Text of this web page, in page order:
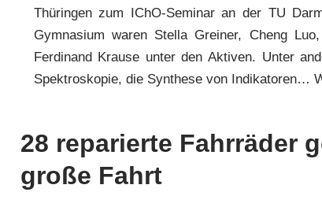
Thüringen zum IChO-Seminar an der TU
Gymnasium waren Stella Greiner, Cheng
Ferdinand Krause unter den Aktiven. Unter
Spektroskopie, die Synthese von Indikatoren…
28 reparierte Fahrräder
große Fahrt